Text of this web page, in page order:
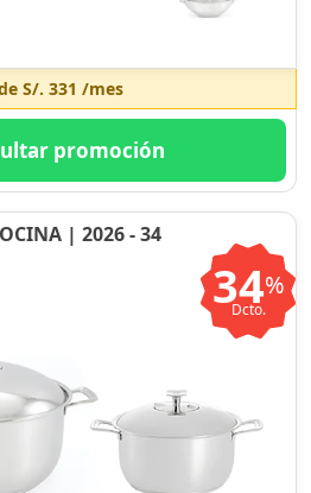
S/. 331 /mes
promoción
| 2026 - 34
34%
Dcto.